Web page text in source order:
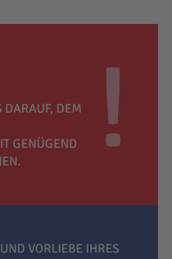
DARAUF, DEM
GENÜGEND
VORLIEBE IHRES